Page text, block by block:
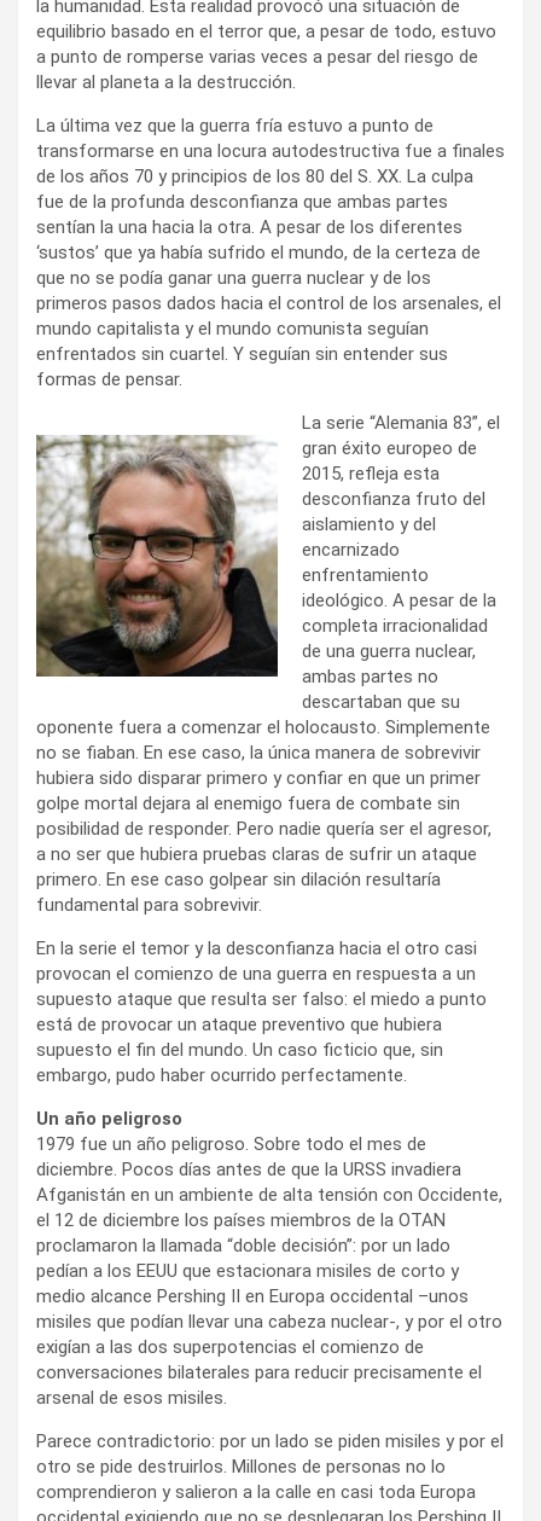
la humanidad. Esta realidad provocó una situación de
equilibrio basado en el terror que, a pesar de todo, estuvo
a punto de romperse varias veces a pesar del riesgo de
llevar al planeta a la destrucción.
La última vez que la guerra fría estuvo a punto de
transformarse en una locura autodestructiva fue a finales
de los años 70 y principios de los 80 del S. XX. La culpa
fue de la profunda desconfianza que ambas partes
sentían la una hacia la otra. A pesar de los diferentes
‘sustos’ que ya había sufrido el mundo, de la certeza de
que no se podía ganar una guerra nuclear y de los
primeros pasos dados hacia el control de los arsenales, el
mundo capitalista y el mundo comunista seguían
enfrentados sin cuartel. Y seguían sin entender sus
formas de pensar.
La serie “Alemania 83”, el
gran éxito europeo de
2015, refleja esta
desconfianza fruto del
aislamiento y del
encarnizado
enfrentamiento
ideológico. A pesar de la
completa irracionalidad
de una guerra nuclear,
ambas partes no
descartaban que su
oponente fuera a comenzar el holocausto. Simplemente
no se fiaban. En ese caso, la única manera de sobrevivir
hubiera sido disparar primero y confiar en que un primer
golpe mortal dejara al enemigo fuera de combate sin
posibilidad de responder. Pero nadie quería ser el agresor,
a no ser que hubiera pruebas claras de sufrir un ataque
primero. En ese caso golpear sin dilación resultaría
fundamental para sobrevivir.
En la serie el temor y la desconfianza hacia el otro casi
provocan el comienzo de una guerra en respuesta a un
supuesto ataque que resulta ser falso: el miedo a punto
está de provocar un ataque preventivo que hubiera
supuesto el fin del mundo. Un caso ficticio que, sin
embargo, pudo haber ocurrido perfectamente.
Un año peligroso
1979 fue un año peligroso. Sobre todo el mes de
diciembre. Pocos días antes de que la URSS invadiera
Afganistán en un ambiente de alta tensión con Occidente,
el 12 de diciembre los países miembros de la OTAN
proclamaron la llamada “doble decisión”: por un lado
pedían a los EEUU que estacionara misiles de corto y
medio alcance Pershing II en Europa occidental –unos
misiles que podían llevar una cabeza nuclear-, y por el otro
exigían a las dos superpotencias el comienzo de
conversaciones bilaterales para reducir precisamente el
arsenal de esos misiles.
Parece contradictorio: por un lado se piden misiles y por el
otro se pide destruirlos. Millones de personas no lo
comprendieron y salieron a la calle en casi toda Europa